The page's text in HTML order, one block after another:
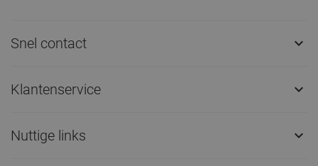
Snel contact 
Klantenservice 
Nuttige links 